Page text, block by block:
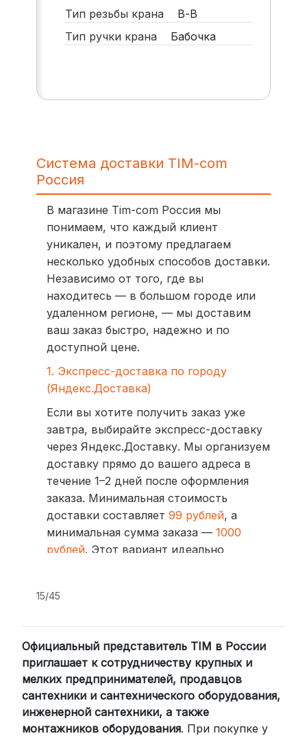
Тип резьбы крана
В-В
Тип ручки крана
Бабочка
Система доставки TIM-com
Россия
В магазине Tim-com Россия мы
понимаем, что каждый клиент
уникален, и поэтому предлагаем
несколько удобных способов доставки.
Независимо от того, где вы
находитесь — в большом городе или
удаленном регионе, — мы доставим
ваш заказ быстро, надежно и по
доступной цене.
1. Экспресс-доставка по городу
(Яндекс.Доставка)
Если вы хотите получить заказ уже
завтра, выбирайте экспресс-доставку
через Яндекс.Доставку. Мы организуем
доставку прямо до вашего адреса в
течение 1–2 дней после оформления
заказа. Минимальная стоимость
доставки составляет 99 рублей, а
минимальная сумма заказа — 1000
рублей. Этот вариант идеально
компании (СДЭК, BoxBerry, DPD)
Для клиентов из других регионов
России мы сотрудничаем с
проверенными транспортными
компаниями:
СДЭК: Выбирайте доставку до
15/45
Официальный представитель TIM в России
приглашает к сотрудничеству крупных и
мелких предпринимателей, продавцов
сантехники и сантехнического оборудования,
инженерной сантехники, а также
монтажников оборудования. При покупке у